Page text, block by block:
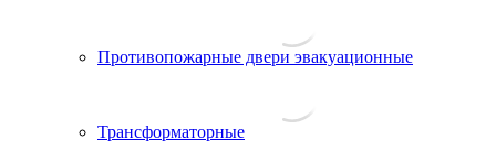
Противопожарные двери эвакуационные
Трансформаторные